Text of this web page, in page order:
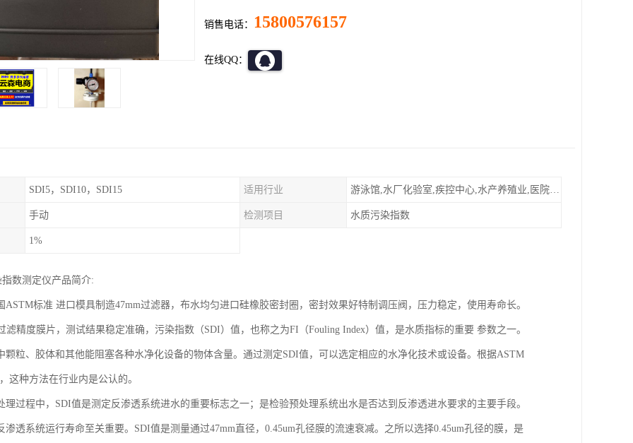
销售电话： 15800576157
在线QQ：
SDI5，SDI10，SDI15 适用行业 游泳馆,水厂化验室,疾控中心,水产养殖业,医院,食品饮料，纯水制作，海水淡化
手动 检测项目 水质污染指数
1%
数测定仪产品简介:
ASTM标准 进口模具制造47mm过滤器，布水均匀进口硅橡胶密封圈，密封效果好特制调压阀，压力稳定，使用寿命长。
滤精度膜片，测试结果稳定准确，污染指数（SDI）值，也称之为FI（Fouling Index）值，是水质指标的重要 参数之一。
颗粒、胶体和其他能阻塞各种水净化设备的物体含量。通过测定SDI值，可以选定相应的水净化技术或设备。根据ASTM
这种方法在行业内是公认的。
理过程中，SDI值是测定反渗透系统进水的重要标志之一；是检验预处理系统出水是否达到反渗透进水要求的主要手段。
渗透系统运行寿命至关重要。SDI值是测量通过47mm直径，0.45um孔径膜的流速衰减。之所以选择0.45um孔径的膜，是